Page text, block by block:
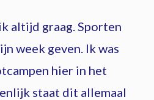
altijd graag. Sporten
week geven. Ik was
hier in het
staat dit allemaal